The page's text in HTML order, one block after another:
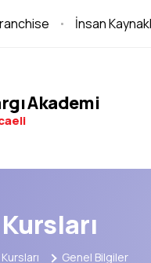
İnsan
Akademi
Genel Bilgiler